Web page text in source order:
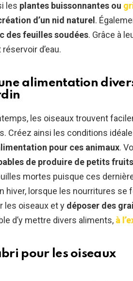
les plantes buissonnantes ou
d’un nid naturel .
des feuilles soudées. Grâce à
d’eau.
alimentation
les oiseaux trouvent
Créez ainsi les conditions
pour ces animaux.
de produire de petits
mortes puisque ces
hiver, lorsque les nourritures se
les oiseaux et y déposer des
d’y mettre divers aliments, à
pour les oiseaux